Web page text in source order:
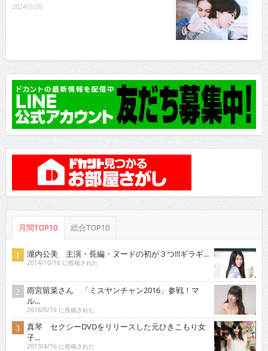
2024/5/20
月間TOP10 総合TOP10
瀧内公美 主演・長編・ヌードの初が３つ!!!ギラギ...
2014/10/16 に投稿された
雨宮留菜さん 「ミスヤンチャン2016」参戦！マ
ル...
2016/5/16 に投稿された
真琴 セクシーDVDをリリースした元ひきこもり女
子...
2013/4/16 に投稿された